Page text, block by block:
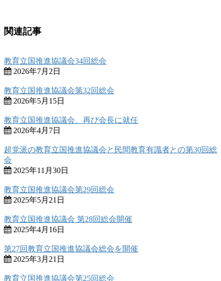
関連記事
教育立国推進協議会34回総会
2026年7月2日
教育立国推進協議会第32回総会
2026年5月15日
教育立国推進協議会、再び会長に就任
2026年4月7日
超党派の教育立国推進協議会と民間教育有識者との第30回総
会
2025年11月30日
教育立国推進協議会第29回総会
2025年5月21日
教育立国推進協議会 第28回総会開催
2025年4月16日
第27回教育立国推進協議会総会を開催
2025年3月21日
教育立国推進協議会第25回総会